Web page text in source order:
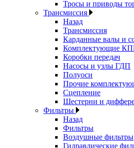
Тросы и приводы
Трансмиссия
Назад
Трансмиссия
Карданные валы и
Комплектующие
Коробки передач
Насосы и узлы ГДП
Полуоси
Прочие
Сцепление
Шестерни и
Фильтры
Назад
Фильтры
Воздушные фильтры
Гидравлические